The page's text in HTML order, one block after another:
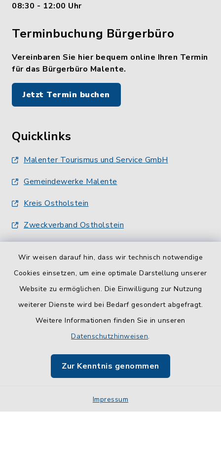
Wir weisen darauf hin, dass wir technisch notwendige
Cookies einsetzen, um eine optimale Darstellung unserer
Website zu ermöglichen. Die Einwilligung zur Nutzung
weiterer Dienste wird bei Bedarf gesondert abgefragt.
Weitere Informationen finden Sie in unseren
Datenschutzhinweisen.
Zur Kenntnis genommen
Impressum
08:30 - 12:00 Uhr
Terminbuchung Bürgerbüro
Vereinbaren Sie hier bequem online Ihren Termin
für das Bürgerbüro Malente.
Jetzt Termin buchen
Quicklinks
Malenter Tourismus und Service GmbH
Gemeindewerke Malente
Kreis Ostholstein
Zweckverband Ostholstein
Barrierefreiheit
Impressum
Sitemap